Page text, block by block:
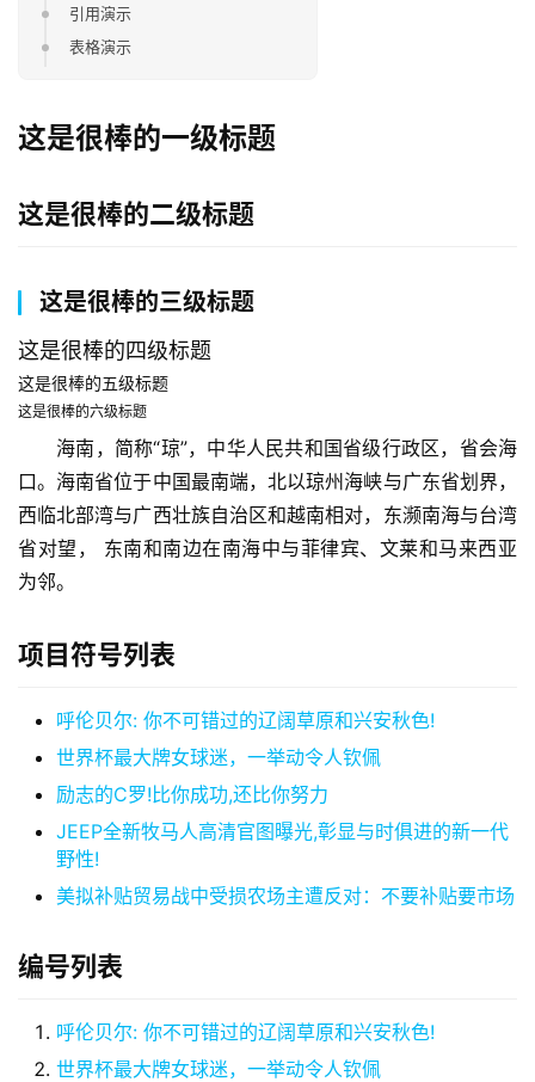
资
报
观
初
创
业
品
牌
购
重
上
投
数
登录
引用演示
表格演示
这是很棒的一级标题
这是很棒的二级标题
这是很棒的三级标题
这是很棒的四级标题
这是很棒的五级标题
这是很棒的六级标题
海南，简称“琼”，中华人民共和国省级行政区，省会海
口。海南省位于中国最南端，北以琼州海峡与广东省划界，
西临北部湾与广西壮族自治区和越南相对，东濒南海与台湾
省对望， 东南和南边在南海中与菲律宾、文莱和马来西亚
为邻。
项目符号列表
呼伦贝尔: 你不可错过的辽阔草原和兴安秋色!
世界杯最大牌女球迷，一举动令人钦佩
励志的C罗!比你成功,还比你努力
JEEP全新牧马人高清官图曝光,彰显与时俱进的新一代
野性!
美拟补贴贸易战中受损农场主遭反对：不要补贴要市场
编号列表
呼伦贝尔: 你不可错过的辽阔草原和兴安秋色!
世界杯最大牌女球迷，一举动令人钦佩